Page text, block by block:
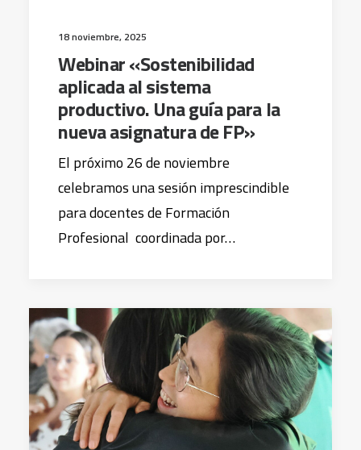
18 noviembre, 2025
Webinar «Sostenibilidad
aplicada al sistema
productivo. Una guía para la
nueva asignatura de FP»
El próximo 26 de noviembre
celebramos una sesión imprescindible
para docentes de Formación
Profesional coordinada por…